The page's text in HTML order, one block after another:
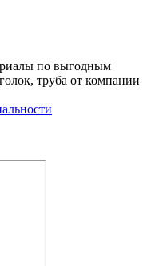
по выгодным
труба от компании